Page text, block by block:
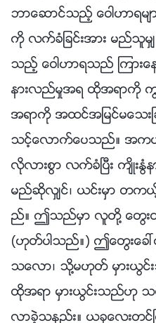
ဘာေဆာင္သည့္ ေဝါဟာရမ်
ကို လက္ခံျခင္းအား မည္သူ
သည့္ ေဝါဟာရသည္ ၾကားေ
နားလည္မႈအရ ထိုအရာကို
အရာကို အထင္အျမင္မေသးျ
သင့္ေလာက္ေပသည္။ အက
လိုလားစြာ လက္ခံၿပီး က်ိဳး
မည္ဆိုလွ်င္၊ ယင္းမွာ တကယ့္ကို
ည္။ ဤသည္မွာ လူတို႔ ေတြ
(ဟုတ္ပါသည္။) ဤေတြးေခ
သေလာ၊ သို႔မဟုတ္ မွားယြင္
ထိုအရာ မွားယြင္းသည္ဟု
လာခဲ့သနည္း။ ယခုေလးတင္